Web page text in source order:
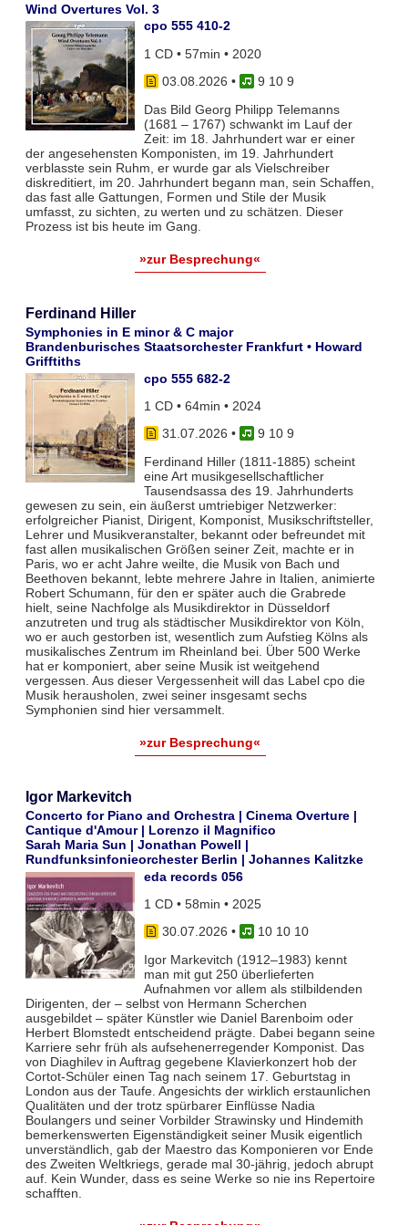
Wind Overtures Vol. 3
cpo 555 410-2
1 CD • 57min • 2020
03.08.2026 •
9 10 9
Das Bild Georg Philipp Telemanns
(1681 – 1767) schwankt im Lauf der
Zeit: im 18. Jahrhundert war er einer
der angesehensten Komponisten, im 19. Jahrhundert
verblasste sein Ruhm, er wurde gar als Vielschreiber
diskreditiert, im 20. Jahrhundert begann man, sein Schaffen,
das fast alle Gattungen, Formen und Stile der Musik
umfasst, zu sichten, zu werten und zu schätzen. Dieser
Prozess ist bis heute im Gang.
»zur Besprechung«
Ferdinand Hiller
Symphonies in E minor & C major
Brandenburisches Staatsorchester Frankfurt • Howard
Grifftiths
cpo 555 682-2
1 CD • 64min • 2024
31.07.2026 •
9 10 9
Ferdinand Hiller (1811-1885) scheint
eine Art musikgesellschaftlicher
Tausendsassa des 19. Jahrhunderts
gewesen zu sein, ein äußerst umtriebiger Netzwerker:
erfolgreicher Pianist, Dirigent, Komponist, Musikschriftsteller,
Lehrer und Musikveranstalter, bekannt oder befreundet mit
fast allen musikalischen Größen seiner Zeit, machte er in
Paris, wo er acht Jahre weilte, die Musik von Bach und
Beethoven bekannt, lebte mehrere Jahre in Italien, animierte
Robert Schumann, für den er später auch die Grabrede
hielt, seine Nachfolge als Musikdirektor in Düsseldorf
anzutreten und trug als städtischer Musikdirektor von Köln,
wo er auch gestorben ist, wesentlich zum Aufstieg Kölns als
musikalisches Zentrum im Rheinland bei. Über 500 Werke
hat er komponiert, aber seine Musik ist weitgehend
vergessen. Aus dieser Vergessenheit will das Label cpo die
Musik herausholen, zwei seiner insgesamt sechs
Symphonien sind hier versammelt.
»zur Besprechung«
Igor Markevitch
Concerto for Piano and Orchestra | Cinema Overture |
Cantique d'Amour | Lorenzo il Magnifico
Sarah Maria Sun | Jonathan Powell |
Rundfunksinfonieorchester Berlin | Johannes Kalitzke
eda records 056
1 CD • 58min • 2025
30.07.2026 •
10 10 10
Igor Markevitch (1912–1983) kennt
man mit gut 250 überlieferten
Aufnahmen vor allem als stilbildenden
Dirigenten, der – selbst von Hermann Scherchen
ausgebildet – später Künstler wie Daniel Barenboim oder
Herbert Blomstedt entscheidend prägte. Dabei begann seine
Karriere sehr früh als aufsehenerregender Komponist. Das
von Diaghilev in Auftrag gegebene Klavierkonzert hob der
Cortot-Schüler einen Tag nach seinem 17. Geburtstag in
London aus der Taufe. Angesichts der wirklich erstaunlichen
Qualitäten und der trotz spürbarer Einflüsse Nadia
Boulangers und seiner Vorbilder Strawinsky und Hindemith
bemerkenswerten Eigenständigkeit seiner Musik eigentlich
unverständlich, gab der Maestro das Komponieren vor Ende
des Zweiten Weltkriegs, gerade mal 30-jährig, jedoch abrupt
auf. Kein Wunder, dass es seine Werke so nie ins Repertoire
schafften.